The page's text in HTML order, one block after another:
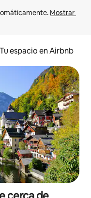
Mostrar
Tu espacio en Airbnb